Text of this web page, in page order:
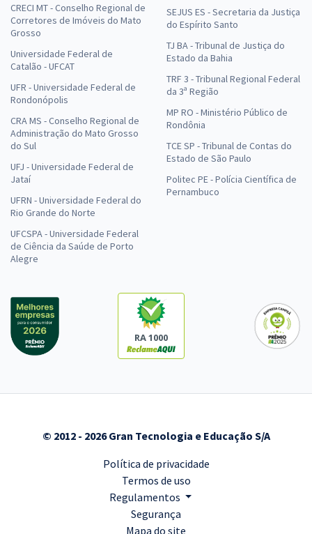
CRECI MT - Conselho Regional de
Corretores de Imóveis do Mato
Grosso
Universidade Federal de
Catalão - UFCAT
UFR - Universidade Federal de
Rondonópolis
CRA MS - Conselho Regional de
Administração do Mato Grosso
do Sul
UFJ - Universidade Federal de
Jataí
UFRN - Universidade Federal do
Rio Grande do Norte
UFCSPA - Universidade Federal
de Ciência da Saúde de Porto
Alegre
SEJUS ES - Secretaria da Justiça
do Espírito Santo
TJ BA - Tribunal de Justiça do
Estado da Bahia
TRF 3 - Tribunal Regional Federal
da 3ª Região
MP RO - Ministério Público de
Rondônia
TCE SP - Tribunal de Contas do
Estado de São Paulo
Politec PE - Polícia Científica de
Pernambuco
RA 1000
© 2012 - 2026 Gran Tecnologia e Educação S/A
Política de privacidade
Termos de uso
Regulamentos
Segurança
Mapa do site